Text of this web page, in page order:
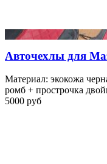
Авточехлы для
Материал: экокожа
ромб + прострочка
5000 руб